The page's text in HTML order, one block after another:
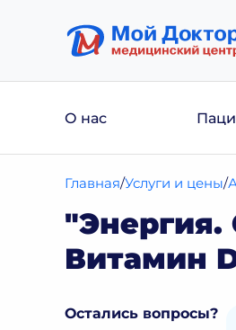
О нас
Главная Услуги и цены
"Энергия.
Витамин
Остались вопросы?